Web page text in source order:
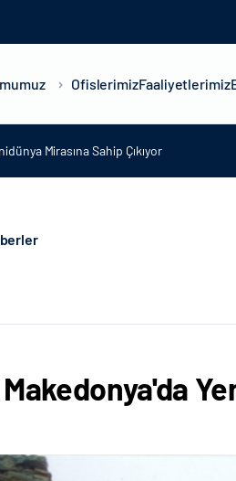
OfislerimizFaaliyetlerimiz
Mirasına Sahip Çıkıyor